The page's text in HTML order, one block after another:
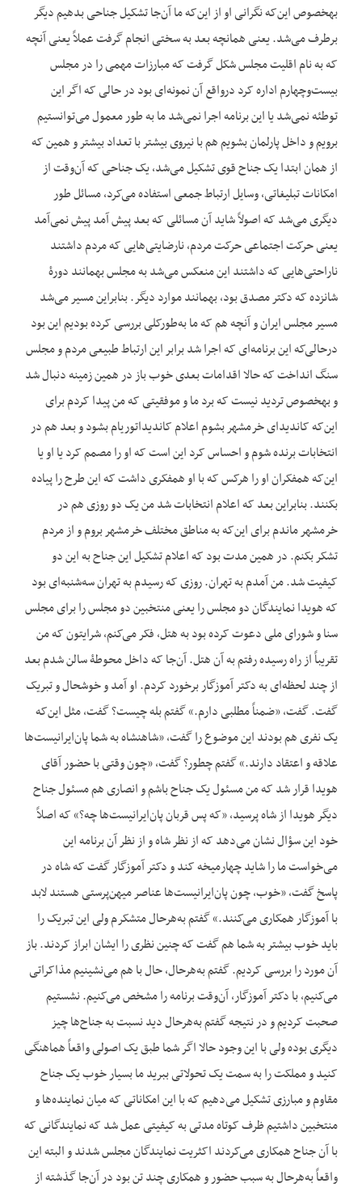
به‎خصوص این‌که نگرانی او از این‌که ما آن‌جا تشکیل جناحی بدهیم دیگر
برطرف می‌شد. یعنی همان‎چه بعد به سختی انجام گرفت عملاً یعنی آن‎چه
که به نام اقلیت مجلس شکل گرفت که مبارزات مهمی را در مجلس
بیست‌وچهارم اداره کرد درواقع آن نمونه‌ای بود در حالی که اگر این
توطئه نمی‌شد یا این برنامه اجرا نمی‌شد ما به طور معمول می‌توانستیم
برویم و داخل پارلمان بشویم هم با نیروی بیشتر با تعداد بیشتر و همین که
از همان ابتدا یک جناح قوی تشکیل می‌شد، یک جناحی که آن‌وقت از
امکانات تبلیغاتی، وسایل ارتباط جمعی استفاده می‌کرد، مسائل طور
دیگری می‌شد که اصولاً شاید آن مسائلی که بعد پیش آمد پیش نمی‌آمد
یعنی حرکت اجتماعی حرکت مردم، نارضایتی‌هایی که مردم داشتند
ناراحتی‌هایی که داشتند این منعکس می‌شد به مجلس به‎مانند دورۀ
شانزده که دکتر مصدق بود، به‎مانند موارد دیگر. بنابراین مسیر می‌شد
مسیر مجلس ایران و آن‎چه هم که ما به‌طورکلی بررسی کرده بودیم این بود
درحالی‌که این برنامه‌ای که اجرا شد برابر این ارتباط طبیعی مردم و مجلس
سنگ انداخت که حالا اقدامات بعدی خوب باز در همین زمینه دنبال شد
و به‎خصوص تردید نیست که برد ما و موفقیتی که من پیدا کردم برای
این‌که کاندیدای خرمشهر بشوم اعلام کاندیداتوری‎ام بشود و بعد هم در
انتخابات برنده شوم و احساس کرد این است که او را مصمم کرد یا او یا
این‌که هم‎فکران او را هرکس که با او هم‎فکری داشت که این طرح را پیاده
بکنند. بنابراین بعد که اعلام انتخابات شد من یک دو روزی هم در
خرمشهر ماندم برای این‌که به مناطق مختلف خرمشهر بروم و از مردم
تشکر بکنم. در همین مدت بود که اعلام تشکیل این جناح به این دو
کیفیت شد. من آمدم به تهران. روزی که رسیدم به تهران سه‌شنبه‌ای بود
که هویدا نمایندگان دو مجلس را یعنی منتخبین دو مجلس را برای مجلس
سنا و شورای ملی دعوت کرده بود به هتل، فکر می‌کنم، شرایتون که من
تقریباً از راه رسیده رفتم به آن هتل. آن‌جا که داخل محوطۀ سالن شدم بعد
از چند لحظه‌ای به دکتر آموزگار برخورد کردم. او آمد و خوشحال و تبریک
گفت. گفت، «ضمناً مطلبی دارم.» گفتم بله چیست؟ گفت، مثل این‌که
یک نفری هم بودند این موضوع را گفت، «شاهنشاه به شما پان‌ایرانیست‌ها
علاقه و اعتقاد دارند.» گفتم چطور؟ گفت، «چون وقتی با حضور آقای
هویدا قرار شد که من مسئول یک جناح باشم و انصاری هم مسئول جناح
دیگر هویدا از شاه پرسید، «که پس قربان پان‌ایرانیست‌ها چه؟» که اصلاً
خود این سؤال نشان می‌دهد که از نظر شاه و از نظر آن برنامه این
می‌خواست ما را شاید چهارمیخه کند و دکتر آموزگار گفت که شاه در
پاسخ گفت، «خوب، چون پان‌ایرانیست‌ها عناصر میهن‌پرستی هستند لابد
با آموزگار همکاری می‌کنند.» گفتم به‌هرحال متشکرم ولی این تبریک را
باید خوب بیشتر به شما هم گفت که چنین نظری را ایشان ابراز کردند. باز
آن مورد را بررسی کردیم. گفتم به‌هرحال، حال با هم می‌نشینیم مذاکراتی
می‌کنیم، با دکتر آموزگار، آن‌وقت برنامه را مشخص می‌کنیم. نشستیم
صحبت کردیم و در نتیجه گفتم به‌هرحال دید نسبت به جناح‌ها چیز
دیگری بوده ولی با این وجود حالا اگر شما طبق یک اصولی واقعاً هماهنگی
کنید و مملکت را به سمت یک تحولاتی ببرید ما بسیار خوب یک جناح
مقاوم و مبارزی تشکیل می‌دهیم که با این امکاناتی که میان نماینده‌ها و
منتخبین داشتیم ظرف کوتاه مدتی به کیفیتی عمل شد که نمایندگانی که
با آن جناح همکاری می‌کردند اکثریت نمایندگان مجلس شدند و البته این
واقعاً به‌هرحال به سبب حضور و همکاری چند تن بود در آن‌جا گذشته از